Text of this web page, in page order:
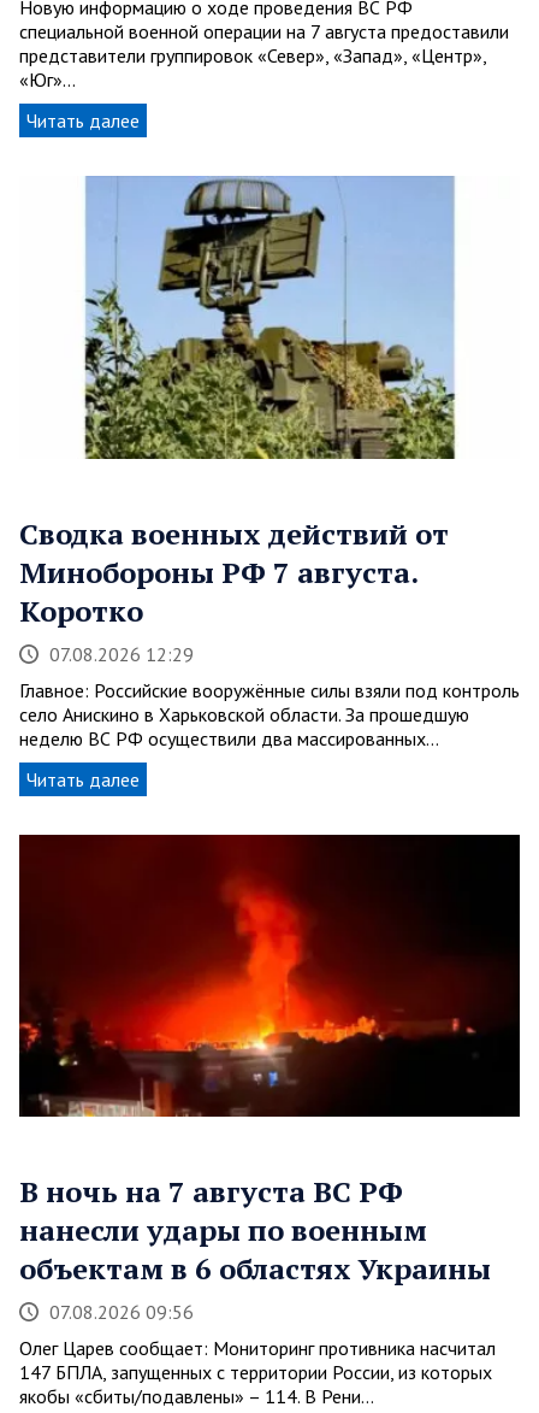
Новую информацию о ходе проведения ВС РФ
специальной военной операции на 7 августа предоставили
представители группировок «Север», «Запад», «Центр»,
«Юг»…
Читать далее
Сводка военных действий от
Минобороны РФ 7 августа.
Коротко
07.08.2026 12:29
Главное: Российские вооружённые силы взяли под контроль
село Анискино в Харьковской области. За прошедшую
неделю ВС РФ осуществили два массированных…
Читать далее
В ночь на 7 августа ВС РФ
нанесли удары по военным
объектам в 6 областях Украины
07.08.2026 09:56
Олег Царев сообщает: Мониторинг противника насчитал
147 БПЛА, запущенных с территории России, из которых
якобы «сбиты/подавлены» – 114. В Рени…